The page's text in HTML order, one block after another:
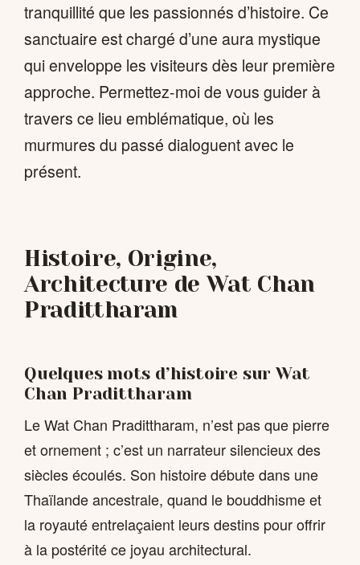
tranquillité que les passionnés d’histoire. Ce
sanctuaire est chargé d’une aura mystique
qui enveloppe les visiteurs dès leur première
approche. Permettez-moi de vous guider à
travers ce lieu emblématique, où les
murmures du passé dialoguent avec le
présent.
Histoire, Origine,
Architecture de Wat Chan
Pradittharam
Quelques mots d’histoire sur Wat
Chan Pradittharam
Le Wat Chan Pradittharam, n’est pas que pierre
et ornement ; c’est un narrateur silencieux des
siècles écoulés. Son histoire débute dans une
Thaïlande ancestrale, quand le bouddhisme et
la royauté entrelaçaient leurs destins pour offrir
à la postérité ce joyau architectural.